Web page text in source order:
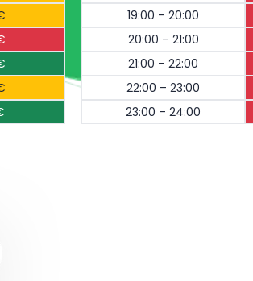
19:00 – 20:00
20:00 – 21:00
21:00 – 22:00
22:00 – 23:00
23:00 – 24:00